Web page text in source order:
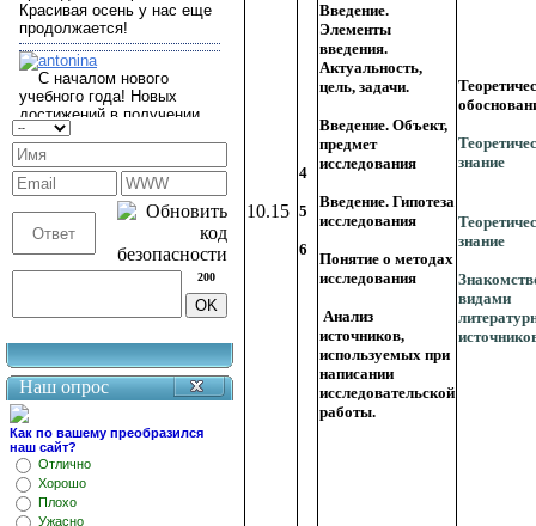
200
Наш опрос
Как по вашему преобразился
наш сайт?
Отлично
Хорошо
Плохо
Ужасно
10.15
4
5
6
Введение.
Элементы
введения.
Актуальность,
цель, задачи.
Введение. Объект,
предмет
исследования
Введение. Гипотеза
исследования
Понятие о методах
исследования
Анализ
источников,
используемых при
написании
исследовательской
работы.
знание
знание
видами